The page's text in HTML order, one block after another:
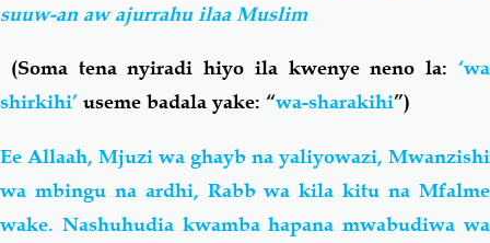
suuw-an aw ajurrahu ilaa Muslim
(Soma tena nyiradi hiyo ila kwenye neno la:‘wa
shirkihi’ useme badala yake: “wa-sharakihi”)
Ee Allaah, Mjuzi wa ghayb na yaliyowazi, Mwanzishi
wa mbingu na ardhi, Rabb wa kila kitu na Mfalme
wake. Nashuhudia kwambahapana mwabudiwawa